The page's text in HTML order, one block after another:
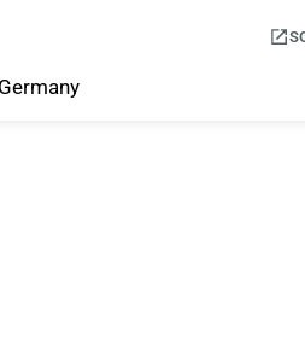
Germany